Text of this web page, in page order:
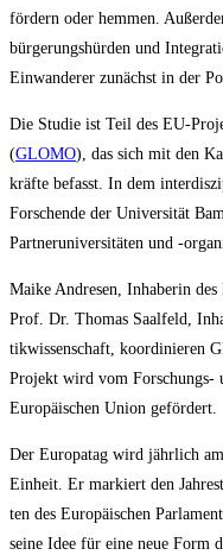
för­dern oder hem­men.
bür­ge­rungs­hür­den und
Ein­wan­de­rer zunächst in der
Die Stu­die ist Teil des EU-
(GLOMO), das sich mit den
kräf­te befasst. In dem
For­schen­de der Uni­ver­si­tät
Part­ner­uni­ver­si­tä­ten und
Mai­ke And­re­sen, Inha­be­rin
Prof. Dr. Tho­mas Saal­feld,
tik­wis­sen­schaft, koor­di­nie­ren
Pro­jekt wird vom For­schungs-
Euro­päi­schen Uni­on gefördert.
Der Euro­pa­tag wird jähr­lich
Ein­heit. Er mar­kiert den
ten des Euro­päi­schen
sei­ne Idee für eine neue Form